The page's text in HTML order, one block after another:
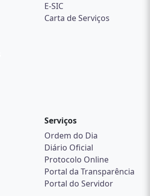
E-SIC
Carta de Serviços
Serviços
Ordem do Dia
Diário Oficial
Protocolo Online
Portal da Transparência
Portal do Servidor